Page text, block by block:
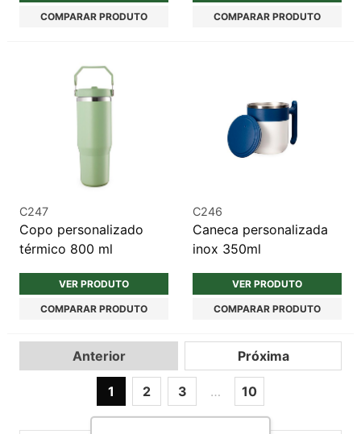
COMPARAR PRODUTO COMPARAR PRODUTO
C247
Copo personalizado
térmico 800 ml
VER PRODUTO
COMPARAR PRODUTO
C246
Caneca personalizada
inox 350ml
VER PRODUTO
COMPARAR PRODUTO
Anterior Próxima
1 2 3 … 10